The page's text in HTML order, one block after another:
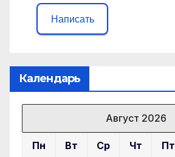
Написать
Календарь
Август 2026
Пн Вт Ср Чт Пт